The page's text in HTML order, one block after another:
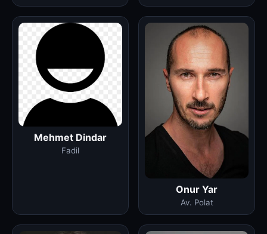
Mehmet Dindar
Fadil
Onur Yar
Av. Polat